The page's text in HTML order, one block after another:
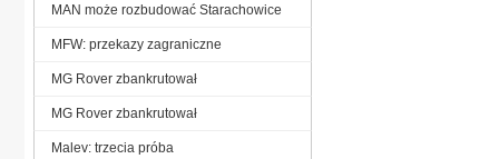
MAN może rozbudować Starachowice
MFW: przekazy zagraniczne
MG Rover zbankrutował
MG Rover zbankrutował
Malev: trzecia próba